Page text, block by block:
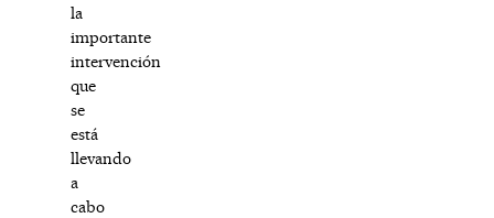
la
importante
intervención
que
se
está
llevando
a
cabo